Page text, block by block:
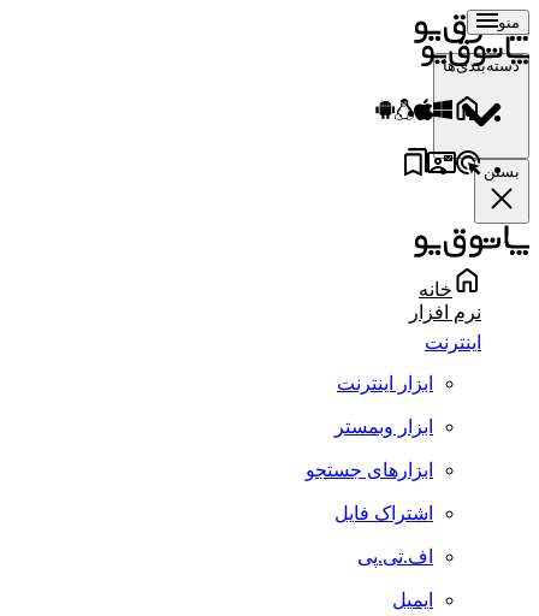
منو
دسته‌بندی‌ها
بستن
خانه
نرم افزار
اینترنت
ابزار اینترنت
ابزار وبمستر
ابزارهای جستجو
اشتراک فایل
اف.تی.پی
ایمیل